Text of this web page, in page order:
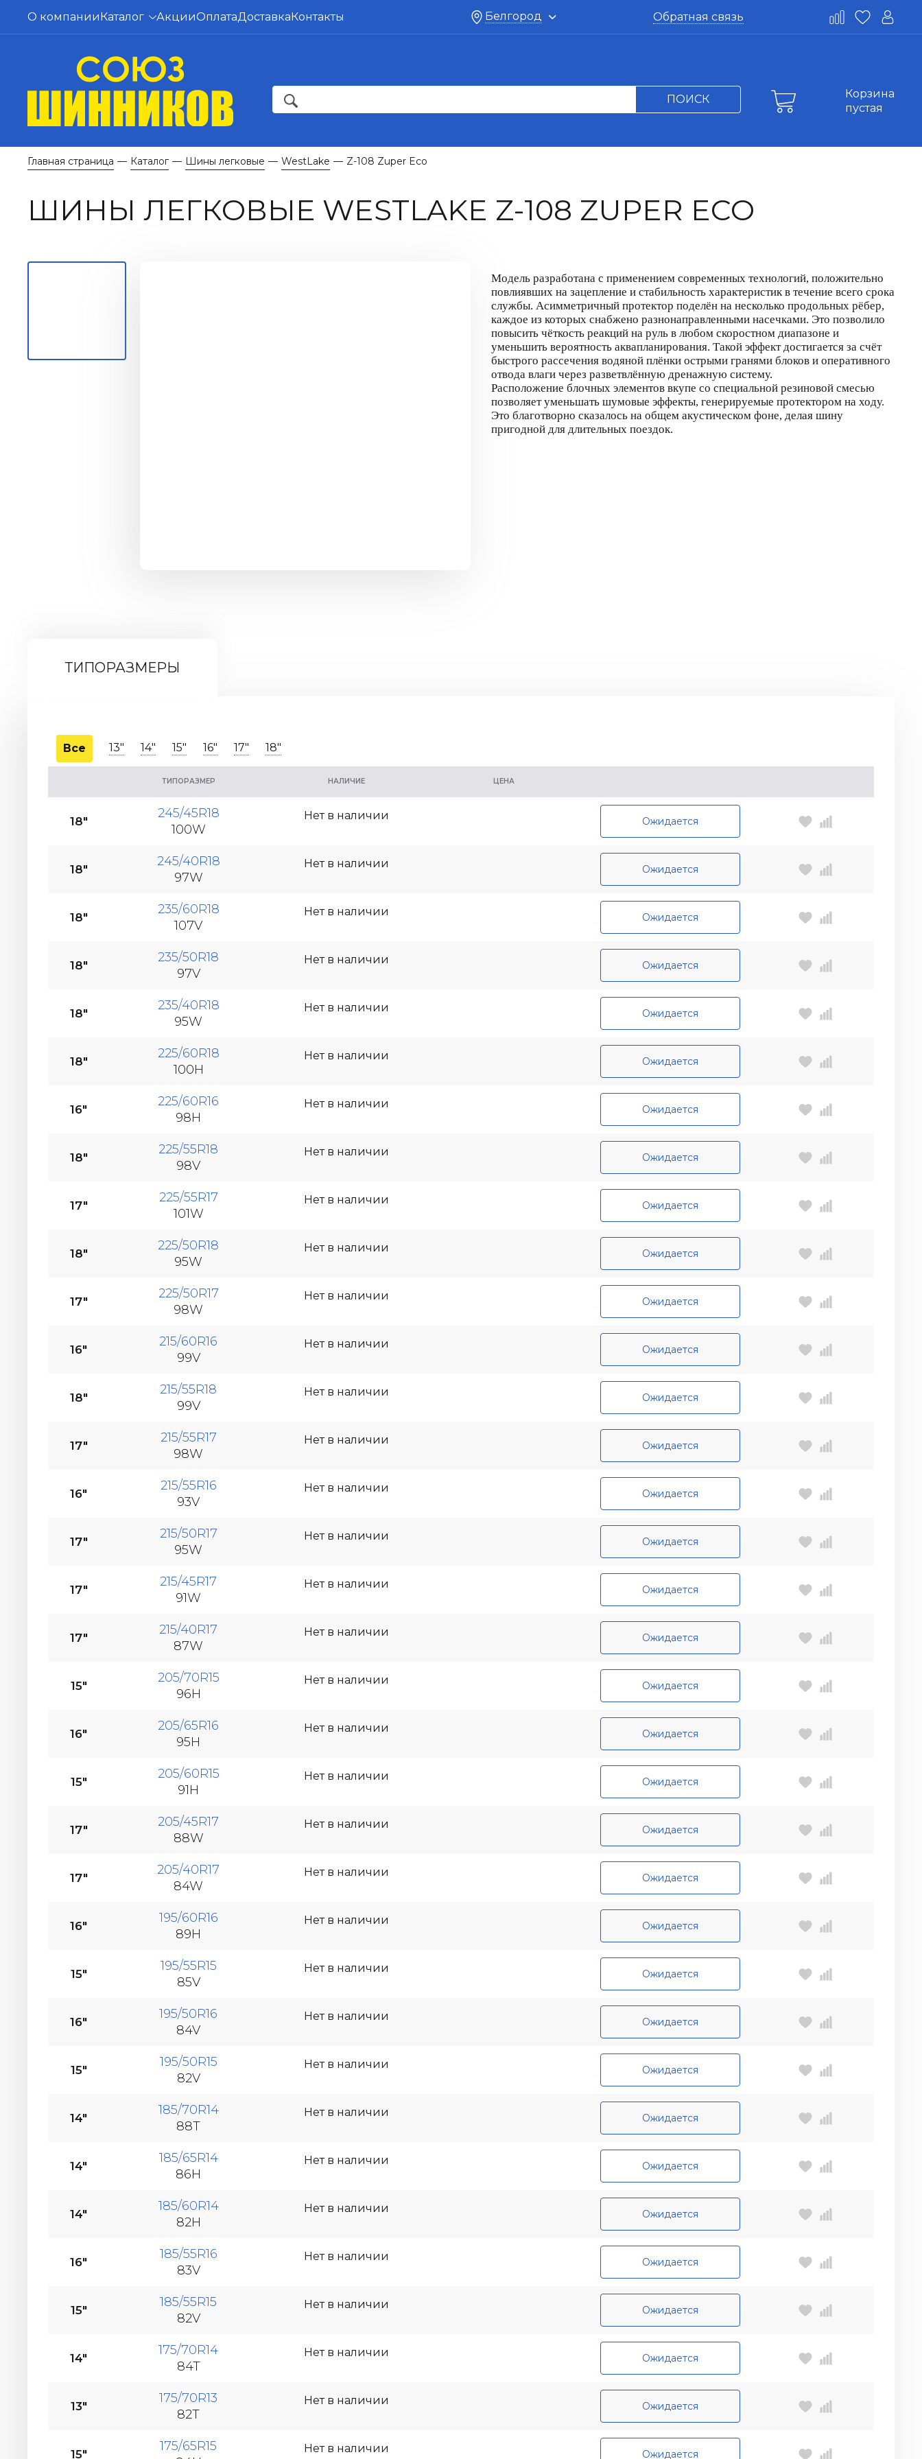
О компанииКаталог АкцииОплатаДоставкаКонтакты Белгород Обратная связь
ПОИСК
Корзина
пустая
Главная страница — Каталог — Шины легковые — WestLake — Z-108 Zuper Eco
ШИНЫ ЛЕГКОВЫЕ WESTLAKE Z-108 ZUPER ECO
Модель разработана с применением современных технологий, положительно
повлиявших на зацепление и стабильность характеристик в течение всего срока
службы. Асимметричный протектор поделён на несколько продольных рёбер,
каждое из которых снабжено разнонаправленными насечками. Это позволило
повысить чёткость реакций на руль в любом скоростном диапазоне и
уменьшить вероятность аквапланирования. Такой эффект достигается за счёт
быстрого рассечения водяной плёнки острыми гранями блоков и оперативного
отвода влаги через разветвлённую дренажную систему.
Расположение блочных элементов вкупе со специальной резиновой смесью
позволяет уменьшать шумовые эффекты, генерируемые протектором на ходу.
Это благотворно сказалось на общем акустическом фоне, делая шину
пригодной для длительных поездок.
ТИПОРАЗМЕРЫ
Все 13" 14" 15" 16" 17" 18"
ТИПОРАЗМЕР НАЛИЧИЕ ЦЕНА
18"
245/45R18
100W
Нет в наличии Ожидается
18"
245/40R18
97W
Нет в наличии Ожидается
18"
235/60R18
107V
Нет в наличии Ожидается
18"
235/50R18
97V
Нет в наличии Ожидается
18"
235/40R18
95W
Нет в наличии Ожидается
18"
225/60R18
100H
Нет в наличии Ожидается
16"
225/60R16
98H
Нет в наличии Ожидается
18"
225/55R18
98V
Нет в наличии Ожидается
17"
225/55R17
101W
Нет в наличии Ожидается
18"
225/50R18
95W
Нет в наличии Ожидается
17"
225/50R17
98W
Нет в наличии Ожидается
16"
215/60R16
99V
Нет в наличии Ожидается
18"
215/55R18
99V
Нет в наличии Ожидается
17"
215/55R17
98W
Нет в наличии Ожидается
16"
215/55R16
93V
Нет в наличии Ожидается
17"
215/50R17
95W
Нет в наличии Ожидается
17"
215/45R17
91W
Нет в наличии Ожидается
17"
215/40R17
87W
Нет в наличии Ожидается
15"
205/70R15
96H
Нет в наличии Ожидается
16"
205/65R16
95H
Нет в наличии Ожидается
15"
205/60R15
91H
Нет в наличии Ожидается
17"
205/45R17
88W
Нет в наличии Ожидается
17"
205/40R17
84W
Нет в наличии Ожидается
16"
195/60R16
89H
Нет в наличии Ожидается
15"
195/55R15
85V
Нет в наличии Ожидается
16"
195/50R16
84V
Нет в наличии Ожидается
15"
195/50R15
82V
Нет в наличии Ожидается
14"
185/70R14
88T
Нет в наличии Ожидается
14"
185/65R14
86H
Нет в наличии Ожидается
14"
185/60R14
82H
Нет в наличии Ожидается
16"
185/55R16
83V
Нет в наличии Ожидается
15"
185/55R15
82V
Нет в наличии Ожидается
14"
175/70R14
84T
Нет в наличии Ожидается
13"
175/70R13
82T
Нет в наличии Ожидается
15"
175/65R15
Нет в наличии Ожидается